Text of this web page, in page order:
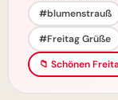
#blumenstrauß
#Freitag Grüße
📁 Schönen